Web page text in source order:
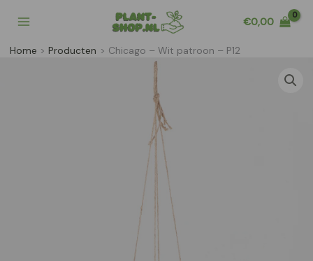
naar
inhoud
€0,00
Home Producten Chicago – Wit patroon – P12